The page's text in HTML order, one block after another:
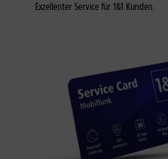
Exzellenter Service für 1&1 Kunden.